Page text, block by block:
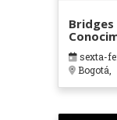
Bridges
sexta-
Bogotá,